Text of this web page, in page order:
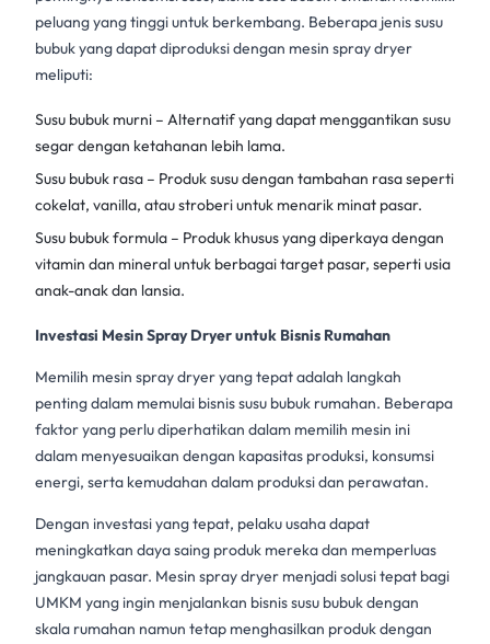
peluang yang tinggi untuk berkembang. Beberapa jenissusu
bubukyang dapat diproduksi dengan mesin spray dryer
meliputi:
Susu bubuk murni – Alternatif yang dapat menggantikan susu
segar dengan ketahanan lebih lama.
Susu bubuk rasa – Produk susu dengan tambahan rasa seperti
cokelat, vanilla, atau stroberi untuk menarik minat pasar.
Susu bubuk formula – Produk khusus yang diperkaya dengan
vitamin dan mineral untuk berbagai target pasar, seperti usia
anak-anak dan lansia.
Investasi Mesin Spray Dryer untuk Bisnis Rumahan
Memilih mesin spray dryeryang tepat adalah langkah
penting dalam memulai bisnissusu bubuk rumahan. Beberapa
faktor yang perlu diperhatikan dalam memilih mesin ini
dalam menyesuaikan dengan kapasitas produksi, konsumsi
energi, serta kemudahan dalam produksi dan perawatan.
Dengan investasi yang tepat, pelaku usaha dapat
meningkatkan daya saing produk mereka dan memperluas
jangkauan pasar. Mesin spray dryer menjadi solusi tepat bagi
UMKM yang ingin menjalankan bisnissusu bubukdengan
skala rumahan namun tetap menghasilkan produk dengan